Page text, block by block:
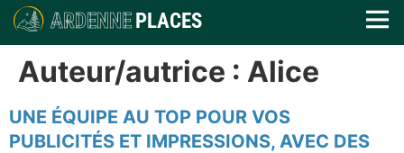
PLACES
ARDENNE
Auteur/autrice : Alice
UNE ÉQUIPE AU TOP POUR VOS
PUBLICITÉS ET IMPRESSIONS, AVEC DES